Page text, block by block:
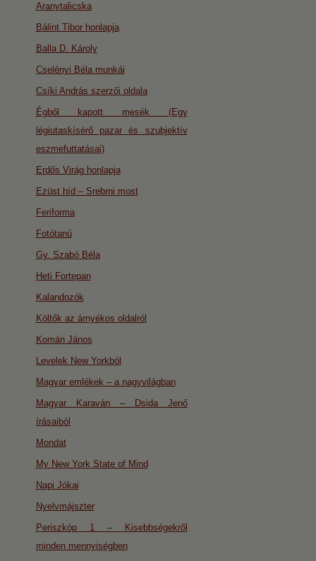
Aranytalicska
Bálint Tibor honlapja
Balla D. Károly
Cselényi Béla munkái
Csíki András szerzői oldala
Égből kapott mesék (Egy
légiutaskísérő pazar és szubjektív
eszmefuttatásai)
Erdős Virág honlapja
Ezüst híd – Srebrni most
Feriforma
Fotótanú
Gy. Szabó Béla
Heti Fortepan
Kalandozók
Költők az árnyékos oldalról
Komán János
Levelek New Yorkból
Magyar emlékek – a nagyvilágban
Magyar Karaván – Dsida Jenő
írásaiból
Mondat
My New York State of Mind
Napi Jókai
Nyelvmájszter
Periszkóp 1 – Kisebbségekről
minden mennyiségben